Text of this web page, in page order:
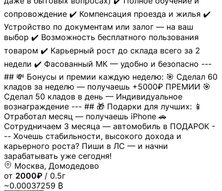
сопровождение ✔️ Компенсация проезда и жилья ✔️
Устройство по документам или залог — на ваш
выбор ✔️ Возможность бесплатного пользования
товаром ✔️ Карьерный рост до склада всего за 2
недели ✔️ Фасованный МК — удобно и безопасно ---
## 💸 Бонусы и премии каждую неделю: 🎯 Сделал 60
кладов за неделю — получаешь +5000₽ ПРЕМИИ 🎯
Сделал 50 кладов в день — Индивидуальное
вознаграждение --- ## 🎁 Подарки для лучших: 📱
Отработал месяц — получаешь iPhone 🚗
Сотрудничаем 3 месяца — автомобиль в ПОДАРОК -
-- Хочешь стабильности, высокого дохода и
карьерного роста? Пиши в ЛС — и начни
зарабатывать уже сегодня!
Москва, Домодедово
от 2000₽ / 0.5г
~0.00037259 ₿